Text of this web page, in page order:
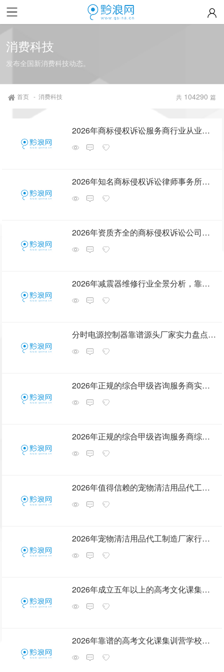
消费科技
发布全国新消费科技动态。
首页 -消费科技 共 104290 篇
2026年商标侵权诉讼服务商行业从业资质等级排行，合规筛选名录
2026年知名商标侵权诉讼律师事务所推荐 省心不踩坑
2026年资质齐全的商标侵权诉讼公司排名
2026年减震器维修行业全景分析，靠谱服务商选择指南
分时电源控制器靠谱源头厂家实力盘点，用户力荐
2026年正规的综合甲级咨询服务商实力参考
2026年正规的综合甲级咨询服务商综合实力推荐
2026年值得信赖的宠物清洁用品代工生产厂家行业全景分析
2026年宠物清洁用品代工制造厂家行业全景分析，选择指南
2026年成立五年以上的高考文化课集训机构综合实力推荐
2026年靠谱的高考文化课集训营学校有哪些，省心选择指南